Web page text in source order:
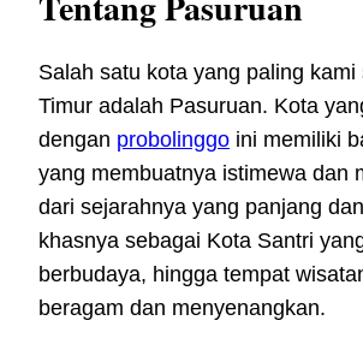
Salah satu kota yang paling
Timur adalah Pasuruan. Kota
dengan probolinggo ini memiliki
yang membuatnya istimewa dan
dari sejarahnya yang panjang
khasnya sebagai Kota Santri
berbudaya, hingga tempat
beragam dan menyenangkan.